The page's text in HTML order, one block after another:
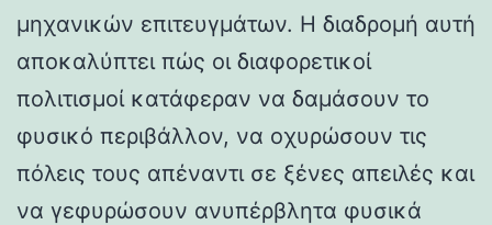
μηχανικών επιτευγμάτων. Η διαδρομή αυτή
αποκαλύπτει πώς οι διαφορετικοί
πολιτισμοί κατάφεραν να δαμάσουν το
φυσικό περιβάλλον, να οχυρώσουν τις
πόλεις τους απέναντι σε ξένες απειλές και
να γεφυρώσουν ανυπέρβλητα φυσικά